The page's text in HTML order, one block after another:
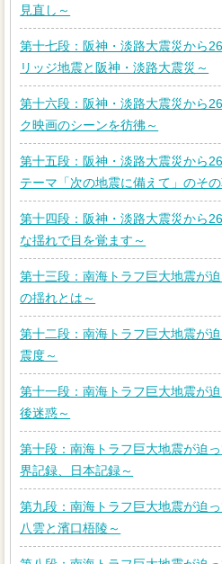
見直し～
第十七段：阪神・淡路大震災から
リッジ地震と阪神・淡路大震災～
第十六段：阪神・淡路大震災から
ク映画のシーンを彷彿～
第十五段：阪神・淡路大震災から
テーマ「次の地震に備えて」のその
第十四段：阪神・淡路大震災から
な揺れで目を覚ます～
第十三段：南海トラフ巨大地震が
の揺れとは～
第十二段：南海トラフ巨大地震が
震度～
第十一段：南海トラフ巨大地震が
後迷惑～
第十段：南海トラフ巨大地震が迫
界記録、日本記録～
第九段：南海トラフ巨大地震が迫
八雲と濱口梧陵～